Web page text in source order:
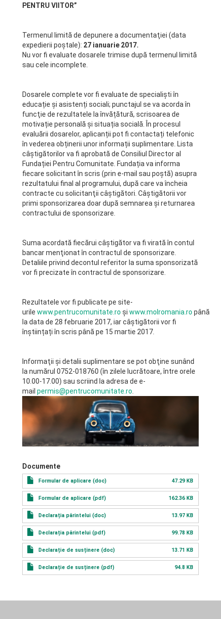
PENTRU VIITOR”
Termenul limită de depunere a documentaţiei (data
expedierii poștale): 27 ianuarie 2017.
Nu vor fi evaluate dosarele trimise după termenul limită
sau cele incomplete.
Dosarele complete vor fi evaluate de specialiști în
educație și asistenți sociali; punctajul se va acorda în
funcţie de rezultatele la învățătură, scrisoarea de
motivație personală și situația socială. În procesul
evaluării dosarelor, aplicanții pot fi contactați telefonic
în vederea obținerii unor informații suplimentare. Lista
câștigătorilor va fi aprobată de Consiliul Director al
Fundației Pentru Comunitate. Fundația va informa
fiecare solicitant în scris (prin e-mail sau poştă) asupra
rezultatului final al programului, după care va încheia
contracte cu solicitanţii câştigători. Câştigătorii vor
primi sponsorizarea doar după semnarea şi returnarea
contractului de sponsorizare.
Suma acordată fiecărui câştigător va fi virată în contul
bancar menţionat în contractul de sponsorizare.
Detaliile privind decontul referitor la suma sponsorizată
vor fi precizate în contractul de sponsorizare.
Rezultatele vor fi publicate pe site-
urile www.pentrucomunitate.ro și www.molromania.ro până
la data de 28 februarie 2017, iar câştigătorii vor fi
înștiințați în scris până pe 15 martie 2017.
Informaţii şi detalii suplimentare se pot obţine sunând
la numărul 0752-018760 (în zilele lucrătoare, între orele
10.00-17.00) sau scriind la adresa de e-
mail permis@pentrucomunitate.ro
Documente
Formular de aplicare (doc) 47.29 KB
Formular de aplicare (pdf) 162.36 KB
Declarația părintelui (doc) 13.97 KB
Declarația părintelui (pdf) 99.78 KB
Declarație de susținere (doc) 13.71 KB
Declarație de susținere (pdf) 94.8 KB